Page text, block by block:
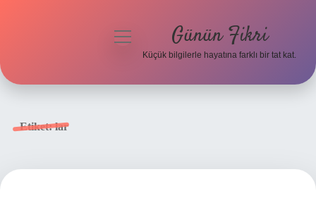
menüyü
Günün Fikri
Küçük bilgilerle hayatına farklı bir tat kat.
Etiket:lar